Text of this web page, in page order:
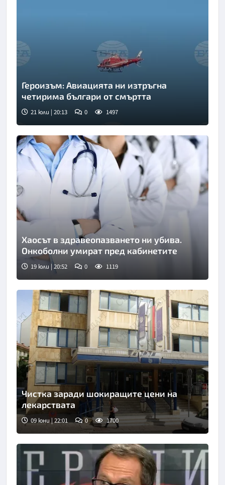
Героизъм: Авиацията ни изтръгна
четирима българи от смъртта
21 юли | 20:13 0 1497
Хаосът в здравеопазването ни убива.
Онкоболни умират пред кабинетите
19 юли | 20:52 0 1119
Чистка заради шокиращите цени на
лекарствата
09 юни | 22:01 0 1700